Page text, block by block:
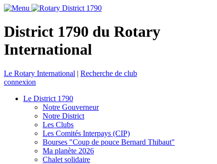
District 1790 du Rotary
International
Le Rotary International | Recherche de club
connexion
Le District 1790
Notre Gouverneur
Notre District
Les Clubs
Les Comités Interpays (CIP)
Bourses "Coup de pouce Bernard Thibaut"
Ma planète 2026
Chalet solidaire